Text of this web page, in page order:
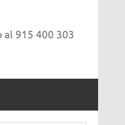
al 915 400 303